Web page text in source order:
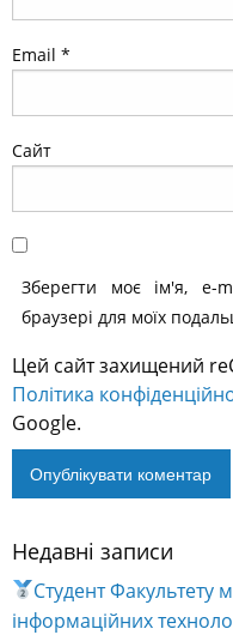
Email *
Сайт
Зберегти моє ім'я, e-
браузері для моїх
Цей сайт захищений
Політика
Google.
Alternative:
Недавні записи
Студент Факультету
інформаційних